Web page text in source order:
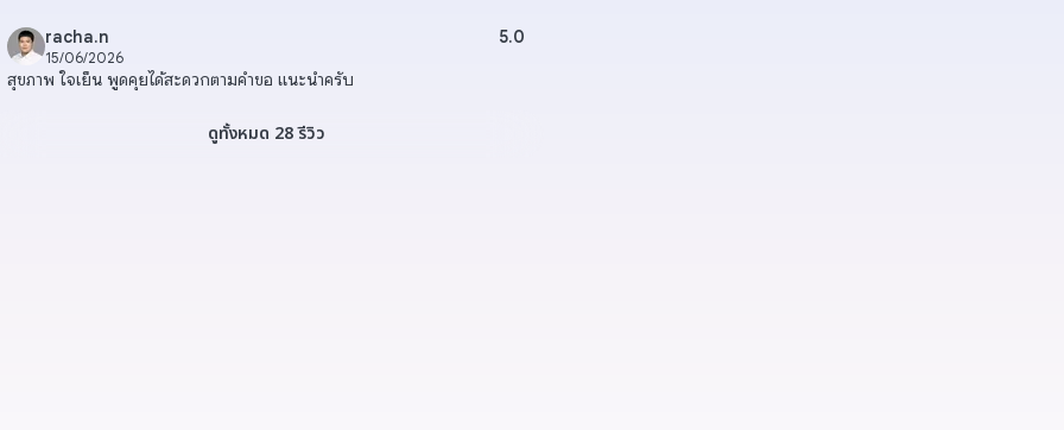
racha.n
15/06/2026
5.0
สุขภาพ ใจเย็น พูดคุยได้สะดวกตามคำขอ แนะนำครับ
ดูทั้งหมด 28 รีวิว